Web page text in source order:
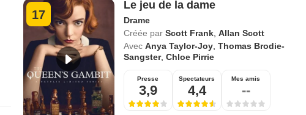
17
Le jeu de la dame
Drame
Créée par Scott Frank, Allan Scott
Avec Anya Taylor-Joy, Thomas Brodie-
Sangster, Chloe Pirrie
Presse
3,9
Spectateurs
4,4
Mes amis
--